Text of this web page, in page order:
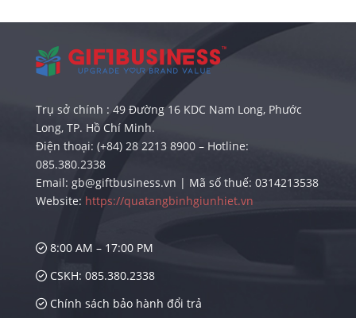
Trụ sở chính : 49 Đường 16 KDC Nam Long, Phước
Long, TP. Hồ Chí Minh.
Điện thoại: (+84) 28 2213 8900 – Hotline:
085.380.2338
Email: gb@giftbusiness.vn | Mã số thuế: 0314213538
Website: https://quatangbinhgiunhiet.vn
8:00 AM – 17:00 PM
CSKH: 085.380.2338
Chính sách bảo hành đổi trả